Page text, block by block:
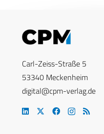
Carl-Zeiss-Straße 5
53340 Meckenheim
digital@cpm-verlag.de